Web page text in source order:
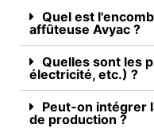
Quel est
affûteuse Avyac ?
Quelles sont les
électricité, etc.) ?
Peut-on intégrer
de production ?